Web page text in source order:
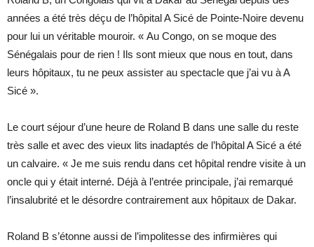
années a été très déçu de l’hôpital A Sicé de Pointe-Noire devenu
pour lui un véritable mouroir. « Au Congo, on se moque des
Sénégalais pour de rien ! Ils sont mieux que nous en tout, dans
leurs hôpitaux, tu ne peux assister au spectacle que j’ai vu à A
Sicé ».
Le court séjour d’une heure de Roland B dans une salle du reste
très salle et avec des vieux lits inadaptés de l’hôpital A Sicé a été
un calvaire. « Je me suis rendu dans cet hôpital rendre visite à un
oncle qui y était interné. Déjà à l’entrée principale, j’ai remarqué
l’insalubrité et le désordre contrairement aux hôpitaux de Dakar.
Roland B s’étonne aussi de l’impolitesse des infirmières qui